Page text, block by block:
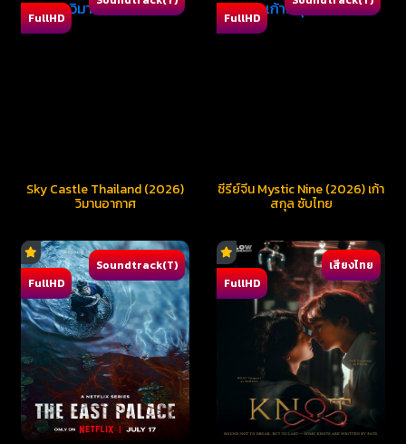
FullHD
Sky Castle Thailand (2026)
วิมานอากาศ
FullHD
ซีรี่ย์จีน Mystic Nine (2026) เก้า
สกุล ซับไทย
FullHD
Soundtrack(T)
FullHD
เสียงไทย